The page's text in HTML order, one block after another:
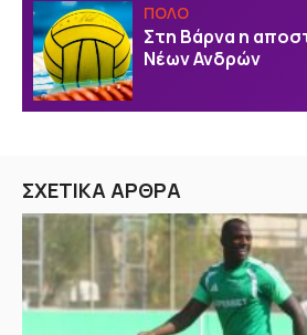
ΠΟΛΟ
Στη Βάρνα η
Νέων Ανδρών
ΣΧΕΤΙΚΑ ΑΡΘΡΑ